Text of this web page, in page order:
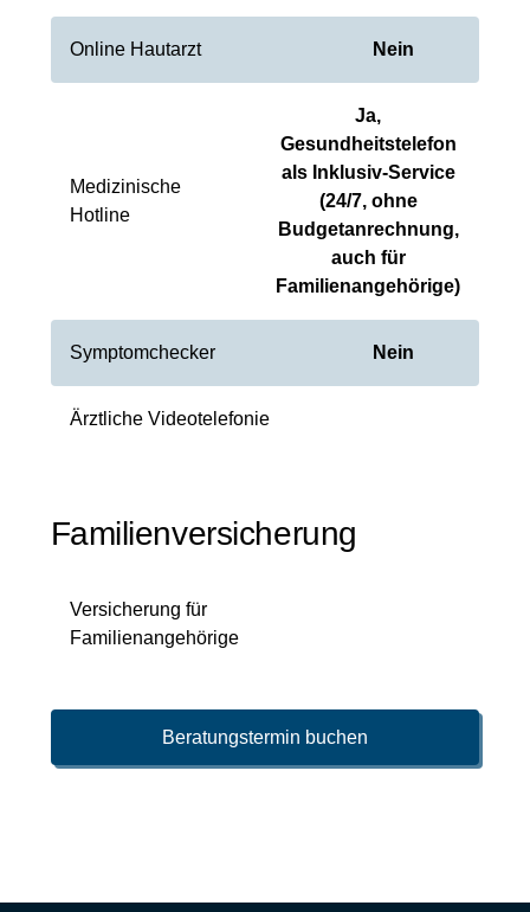
Online Hautarzt Nein
Medizinische
Hotline
Ja,
Gesundheitstelefon
als Inklusiv-Service
(24/7, ohne
Budgetanrechnung,
auch für
Familienangehörige)
Symptomchecker Nein
Ärztliche Videotelefonie
Familienversicherung
Versicherung für
Familienangehörige
Beratungstermin buchen